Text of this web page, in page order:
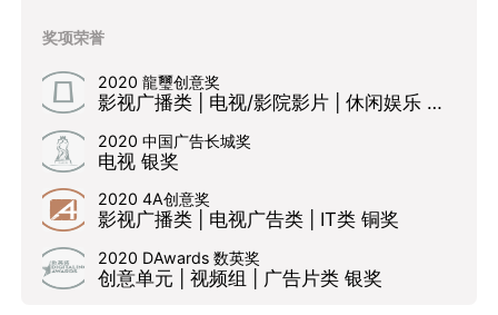
奖项荣誉
2020 龍璽创意奖
影视广播类 | 电视/影院影片 | 休闲娱乐 银奖
2020 中国广告长城奖
电视 银奖
2020 4A创意奖
影视广播类 | 电视广告类 | IT类 铜奖
2020 DAwards 数英奖
创意单元 | 视频组 | 广告片类 银奖